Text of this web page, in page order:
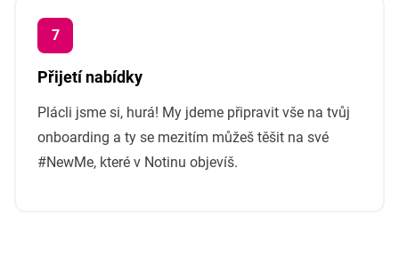
Přijetí nabídky
Plácli jsme si, hurá! My jdeme připravit vše na tvůj
onboarding a ty se mezitím můžeš těšit na své
#NewMe, které v Notinu objevíš.